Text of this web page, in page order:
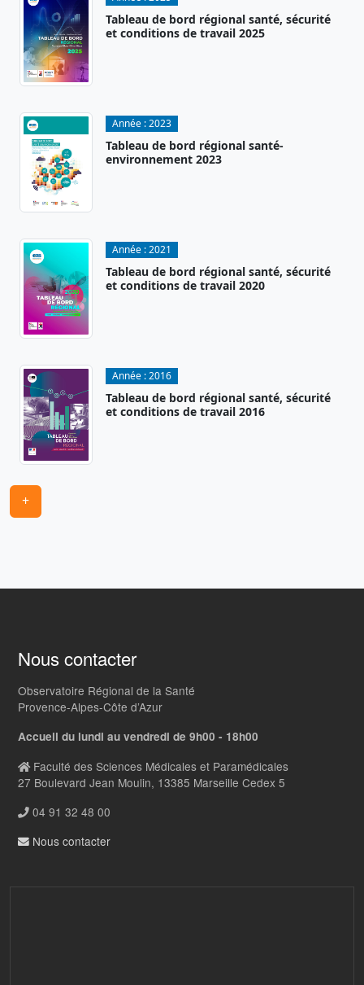
Tableau de bord régional santé, sécurité
et conditions de travail 2025
Année :2023
Tableau de bord régional santé-
environnement 2023
Année :2021
Tableau de bord régional santé, sécurité
et conditions de travail 2020
Année :2016
Tableau de bord régional santé, sécurité
et conditions de travail 2016
+
Nous contacter
Observatoire Régional de la Santé
Provence-Alpes-Côte d’Azur
Accueil du lundi au vendredi de 9h00 - 18h00
Faculté des Sciences Médicales et Paramédicales
27 Boulevard Jean Moulin, 13385 Marseille Cedex 5
04 91 32 48 00
Nous contacter